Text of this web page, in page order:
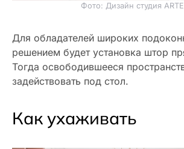
Фото: Дизайн студия
Для обладателей широких
решением будет установка штор
Тогда освободившееся
задействовать под стол.
Как ухаживать